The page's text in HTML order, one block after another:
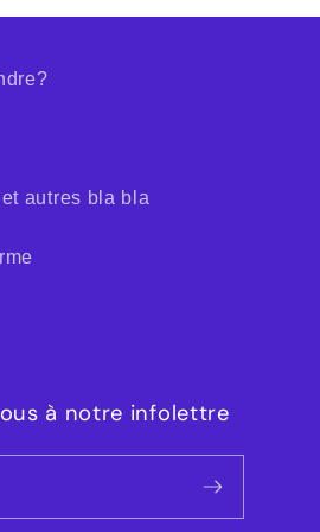
autres bla bla
à notre infolettre